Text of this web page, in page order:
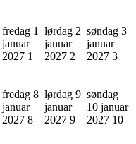
fredag 1
januar
2027 1
lørdag 2
januar
2027 2
søndag 3
januar
2027 3
fredag 8
januar
2027 8
lørdag 9
januar
2027 9
søndag
10 januar
2027 10